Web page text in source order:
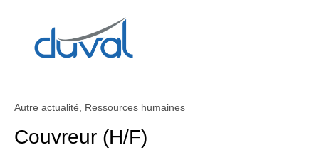
Autre actualité Ressources humaines
Couvreur (H/F)